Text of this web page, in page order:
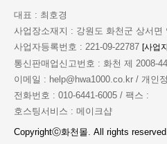
대표 : 최호경
사업장소재지 : 강원도 화천군 상서면
사업자등록번호 : 221-09-22787 [사업
통신판매업신고번호 : 화천 제 2008-
이메일 : help@hwa1000.co.kr / 개인
전화번호 : 010-6441-6005 / 팩스 :
호스팅서비스 : 메이크샵
Copyrightⓒ화천몰. All rights reserved.